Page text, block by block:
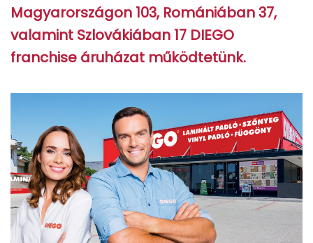
Magyarországon 103, Romániában 37,
valamint Szlovákiában 17 DIEGO
franchise áruházat működtetünk.